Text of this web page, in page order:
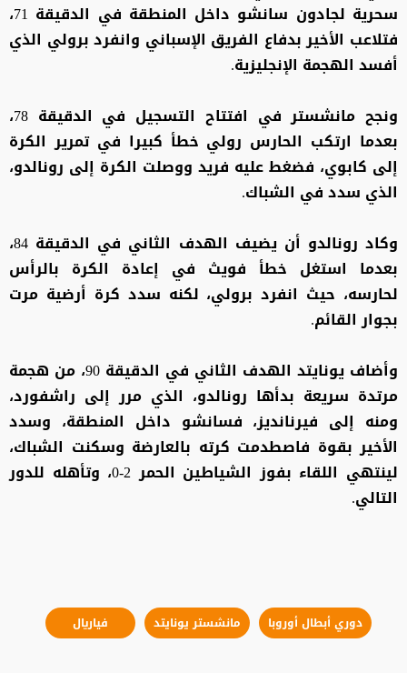
سحرية لجادون سانشو داخل المنطقة في الدقيقة 71،
فتلاعب الأخير بدفاع الفريق الإسباني وانفرد برولي الذي
أفسد الهجمة الإنجليزية.
ونجح مانشستر في افتتاح التسجيل في الدقيقة 78،
بعدما ارتكب الحارس رولي خطأ كبيرا في تمرير الكرة
إلى كابوي، فضغط عليه فريد ووصلت الكرة إلى رونالدو،
الذي سدد في الشباك.
وكاد رونالدو أن يضيف الهدف الثاني في الدقيقة 84،
بعدما استغل خطأ فويث في إعادة الكرة بالرأس
لحارسه، حيث انفرد برولي، لكنه سدد كرة أرضية مرت
بجوار القائم.
وأضاف يونايتد الهدف الثاني في الدقيقة 90، من هجمة
مرتدة سريعة بدأها رونالدو، الذي مرر إلى راشفورد،
ومنه إلى فيرنانديز، فسانشو داخل المنطقة، وسدد
الأخير بقوة فاصطدمت كرته بالعارضة وسكنت الشباك،
لينتهي اللقاء بفوز الشياطين الحمر 2-0، وتأهله للدور
التالي.
دوري أبطال أوروبا مانشستر يونايتد فياريال